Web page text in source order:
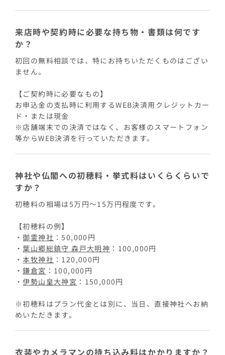
来店時や契約時に必要な持ち物・書類は何です
か？
初回の無料相談では、特にお持ちいただくものはござい
ません。
【ご契約時に必要なもの】
お申込金の支払時に利用するWEB決済用クレジットカー
ド・または現金
※店舗端末での決済ではなく、お客様のスマートフォン
等からWEB決済を行っていただきます。
神社や仏閣への初穂料・挙式料はいくらくらいで
すか？
初穂料の相場は5万円〜15万円程度です。
【初穂料の例】
・御霊神社 ：50,000円
・葉山郷総鎮守 森戸大明神 ：100,000円
・本牧神社 ：120,000円
・鎌倉宮 ：100,000円
・伊勢山皇大神宮 ：150,000円
※初穂料はプラン代金とは別に、当日、直接神社へお納
めいただきます。
衣装やカメラマンの持ち込み料はかかりますか？